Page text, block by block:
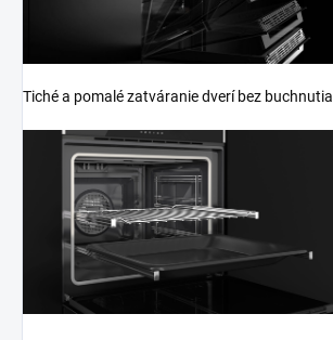
Tiché a pomalé zatváranie dverí bez buchnutia